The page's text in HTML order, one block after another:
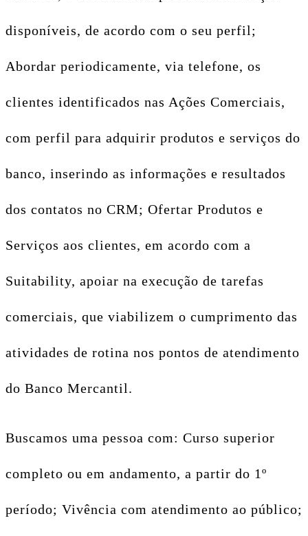
disponíveis, de acordo com o seu perfil;
Abordar periodicamente, via telefone, os
clientes identificados nas Ações Comerciais,
com perfil para adquirir produtos e serviços do
banco, inserindo as informações e resultados
dos contatos no CRM; Ofertar Produtos e
Serviços aos clientes, em acordo com a
Suitability, apoiar na execução de tarefas
comerciais, que viabilizem o cumprimento das
atividades de rotina nos pontos de atendimento
do Banco Mercantil.
Buscamos uma pessoa com: Curso superior
completo ou em andamento, a partir do 1º
período; Vivência com atendimento ao público;